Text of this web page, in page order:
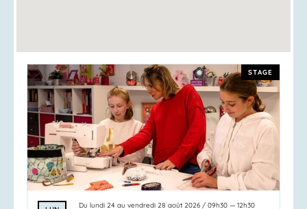
STAGE
Du lundi 24 au vendredi 28 août 2026 / 09h30 — 12h30